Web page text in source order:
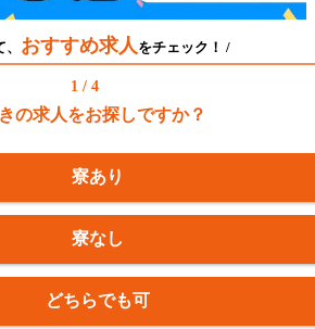
おすすめ求人 をチェック！ /
1 / 4
の求人をお探しですか？
寮あり
寮なし
どちらでも可